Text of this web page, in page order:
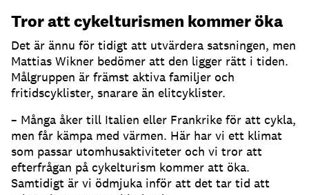
Tror att cykelturismen kommer öka
Det är ännu för tidigt att utvärdera satsningen, men
Mattias Wikner bedömer att den ligger rätt i tiden.
Målgruppen är främst aktiva familjer och
fritidscyklister, snarare än elitcyklister.
– Många åker till Italien eller Frankrike för att cykla,
men får kämpa med värmen. Här har vi ett klimat
som passar utomhusaktiviteter och vi tror att
efterfrågan på cykelturism kommer att öka.
Samtidigt är vi ödmjuka inför att det tar tid att